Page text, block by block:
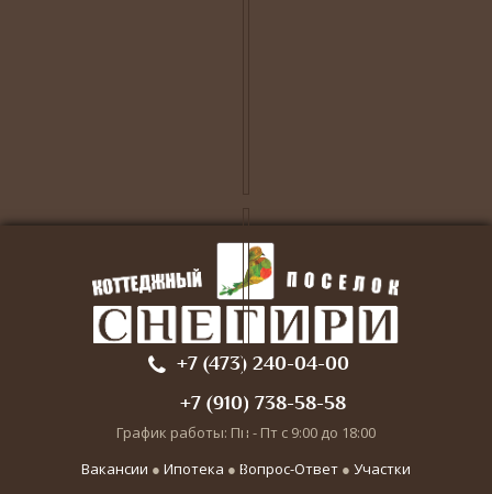
+7 (473) 240-04-00
+7 (910) 738-58-58
График работы: Пн - Пт с 9:00 до 18:00
Вакансии ● Ипотека ● Вопрос-Ответ ● Участки